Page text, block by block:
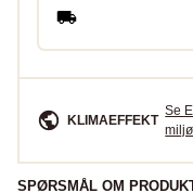
KLIMAEFFEKT
Se
SPØRSMÅL OM